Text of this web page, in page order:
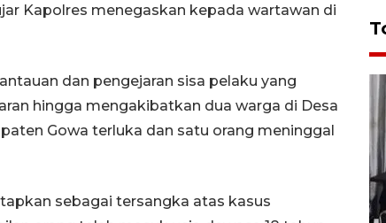
Kapolres menegaskan kepada wartawan di
dan pengejaran sisa pelaku yang
hingga mengakibatkan dua warga di Desa
Gowa terluka dan satu orang meninggal
sebagai tersangka atas kasus